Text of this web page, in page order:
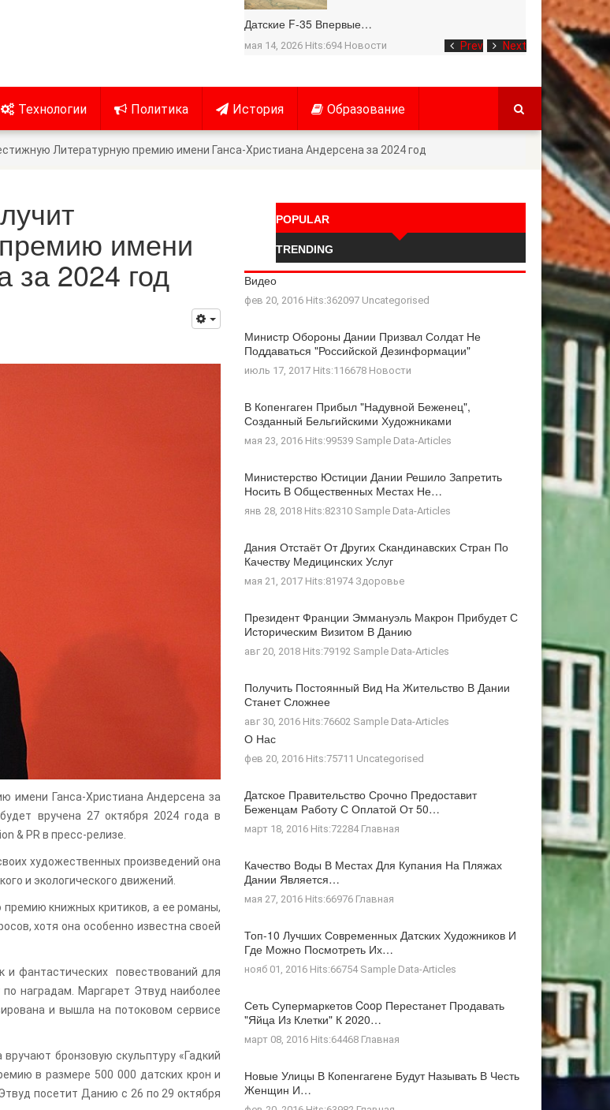
Prev Next
Датские F-35 Впервые…
мая 14, 2026 Hits:694 Новости
Технологии Политика История Образование
Литературную премию имени Ганса-Христиана Андерсена за 2024 год
имени
за 2024 год
имени Ганса-Христиана Андерсена за
вручена 27 октября 2024 года в
& PR в пресс-релизе.
художественных произведений она
и экологического движений.
книжных критиков, а ее романы,
хотя она особенно известна своей
и фантастических повествований для
наградам. Маргарет Этвуд наиболее
и вышла на потоковом сервисе
бронзовую скульптуру «Гадкий
в размере 500 000 датских крон и
посетит Данию с 26 по 29 октября
POPULAR
TRENDING
Видео
фев 20, 2016 Hits:362097 Uncategorised
Министр Обороны Дании Призвал Солдат Не
Поддаваться "российской Дезинформации"
июль 17, 2017 Hits:116678 Новости
В Копенгаген Прибыл "Надувной Беженец",
Созданный Бельгийскими Художниками
мая 23, 2016 Hits:99539 Sample Data-Articles
Министерство Юстиции Дании Решило Запретить
Носить В Общественных Местах Не…
янв 28, 2018 Hits:82310 Sample Data-Articles
Дания Отстаёт От Других Скандинавских Стран По
Качеству Медицинских Услуг
мая 21, 2017 Hits:81974 Здоровье
Президент Франции Эммануэль Макрон Прибудет С
Историческим Визитом В Данию
авг 20, 2018 Hits:79192 Sample Data-Articles
Получить Постоянный Вид На Жительство В Дании
Станет Сложнее
авг 30, 2016 Hits:76602 Sample Data-Articles
О Нас
фев 20, 2016 Hits:75711 Uncategorised
Датское Правительство Срочно Предоставит
Беженцам Работу С Оплатой От 50…
март 18, 2016 Hits:72284 Главная
Качество Воды В Местах Для Купания На Пляжах
Дании Является…
мая 27, 2016 Hits:66976 Главная
Топ-10 Лучших Современных Датских Художников И
Где Можно Посмотреть Их…
нояб 01, 2016 Hits:66754 Sample Data-Articles
Сеть Супермаркетов Coop Перестанет Продавать
"яйца Из Клетки" К 2020…
март 08, 2016 Hits:64468 Главная
Новые Улицы В Копенгагене Будут Называть В Честь
Женщин И…